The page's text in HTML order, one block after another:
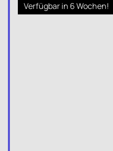
Verfügbar in 6 Wochen!